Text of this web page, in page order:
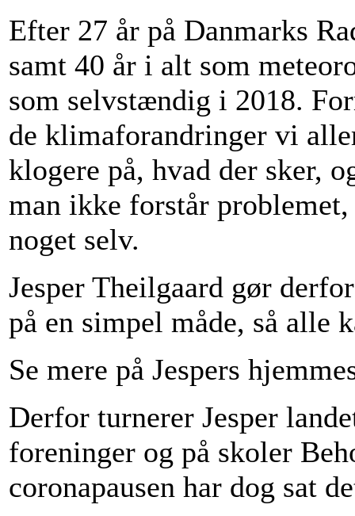
Efter 27 år på Danmarks
samt 40 år i alt som
som selvstændig i 2018.
de klimaforandringer vi
klogere på, hvad der sker,
man ikke forstår
noget selv.
Jesper Theilgaard gør
på en simpel måde, så alle
Se mere på Jespers
Derfor turnerer Jesper
foreninger og på skoler
coronapausen har dog sat